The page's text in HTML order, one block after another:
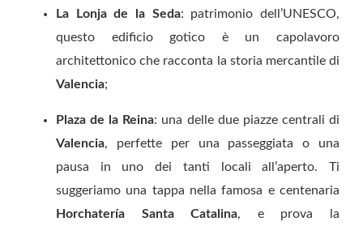
La Lonja de la Seda: patrimonio dell’UNESCO,
questo edificio gotico è un capolavoro
architettonico che racconta la storia mercantile di
Valencia;
Plaza de la Reina: una delle due piazze centrali di
Valencia, perfette per una passeggiata o una
pausa in uno dei tanti locali all’aperto. Ti
suggeriamo una tappa nella famosa e centenaria
Horchatería Santa Catalina, e prova la